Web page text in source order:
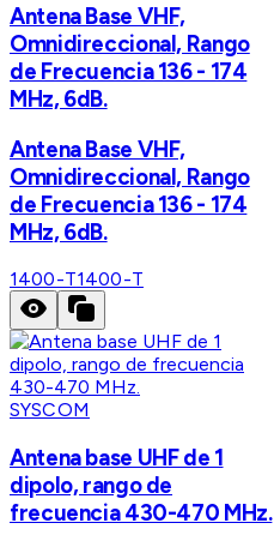
Antena Base VHF,
Omnidireccional, Rango
de Frecuencia 136 - 174
MHz, 6dB.
Antena Base VHF,
Omnidireccional, Rango
de Frecuencia 136 - 174
MHz, 6dB.
1400-T1400-T
SYSCOM
Antena base UHF de 1
dipolo, rango de
frecuencia 430-470 MHz.